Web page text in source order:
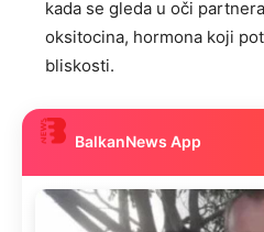
kada se gleda u oči
oksitocina, hormona koji
bliskosti.
BalkanNews App